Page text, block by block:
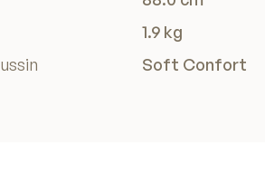
1.9 kg
Soft Confort